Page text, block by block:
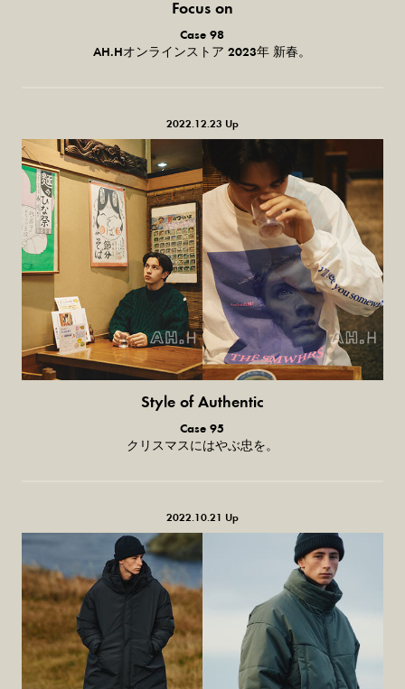
Focus on
気になる服とか人とか。
Case 98
AH.Hオンラインストア 2023年 新春。
2022.12.23 Up
Style of Authentic
普通の服、
普通のスタイル。
Case 95
クリスマスにはやぶ忠を。
2022.10.21 Up